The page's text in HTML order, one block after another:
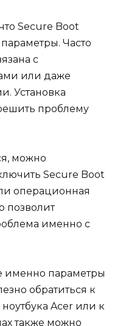
Secure Boot
Часто
с
или даже
Установка
проблему
можно
Secure Boot
операционная
позволит
именно с
именно параметры
обратиться к
Acer или к
также можно